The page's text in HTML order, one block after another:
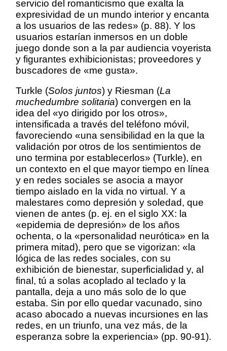
servicio del romanticismo que exalta la
expresividad de un mundo interior y encanta
a los usuarios de las redes» (p. 88). Y los
usuarios estarían inmersos en un doble
juego donde son a la par audiencia voyerista
y figurantes exhibicionistas; proveedores y
buscadores de «me gusta».
Turkle (Solos juntos) y Riesman (La
muchedumbre solitaria) convergen en la
idea del «yo dirigido por los otros»,
intensificada a través del teléfono móvil,
favoreciendo «una sensibilidad en la que la
validación por otros de los sentimientos de
uno termina por establecerlos» (Turkle), en
un contexto en el que mayor tiempo en línea
y en redes sociales se asocia a mayor
tiempo aislado en la vida no virtual. Y a
malestares como depresión y soledad, que
vienen de antes (p. ej. en el siglo XX: la
«epidemia de depresión» de los años
ochenta, o la «personalidad neurótica» en la
primera mitad), pero que se vigorizan: «la
lógica de las redes sociales, con su
exhibición de bienestar, superficialidad y, al
final, tú a solas acoplado al teclado y la
pantalla, deja a uno más solo de lo que
estaba. Sin por ello quedar vacunado, sino
acaso abocado a nuevas incursiones en las
redes, en un triunfo, una vez más, de la
esperanza sobre la experiencia» (pp. 90-91).